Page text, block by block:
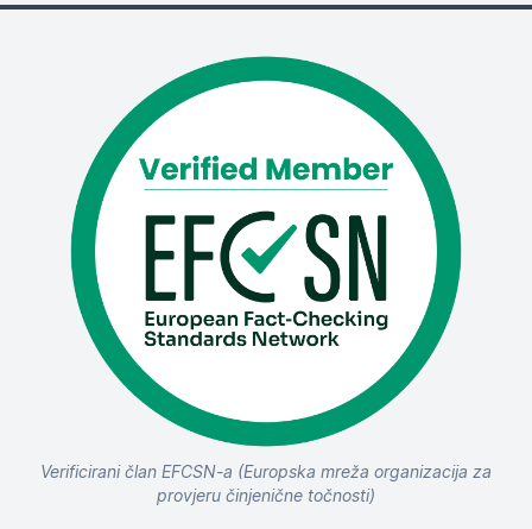
Verificirani član EFCSN-a (Europska mreža organizacija za
provjeru činjenične točnosti)